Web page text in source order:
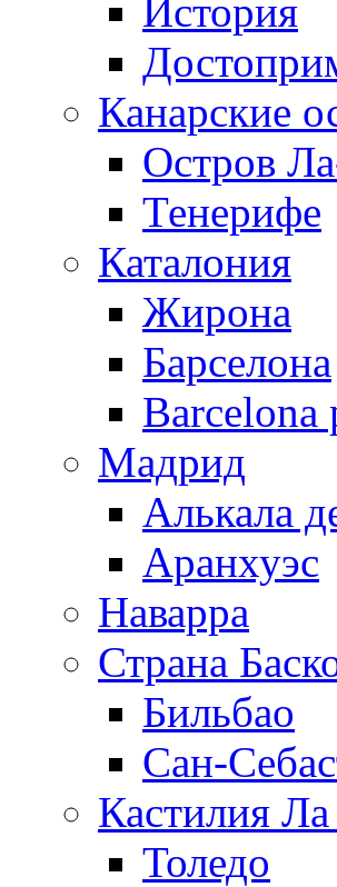
История
Канарские
Остров
Тенерифе
Каталония
Жирона
Барселона
Barcelona
Мадрид
Алькала
Аранхуэс
Наварра
Страна
Бильбао
Сан-
Кастилия
Толедо